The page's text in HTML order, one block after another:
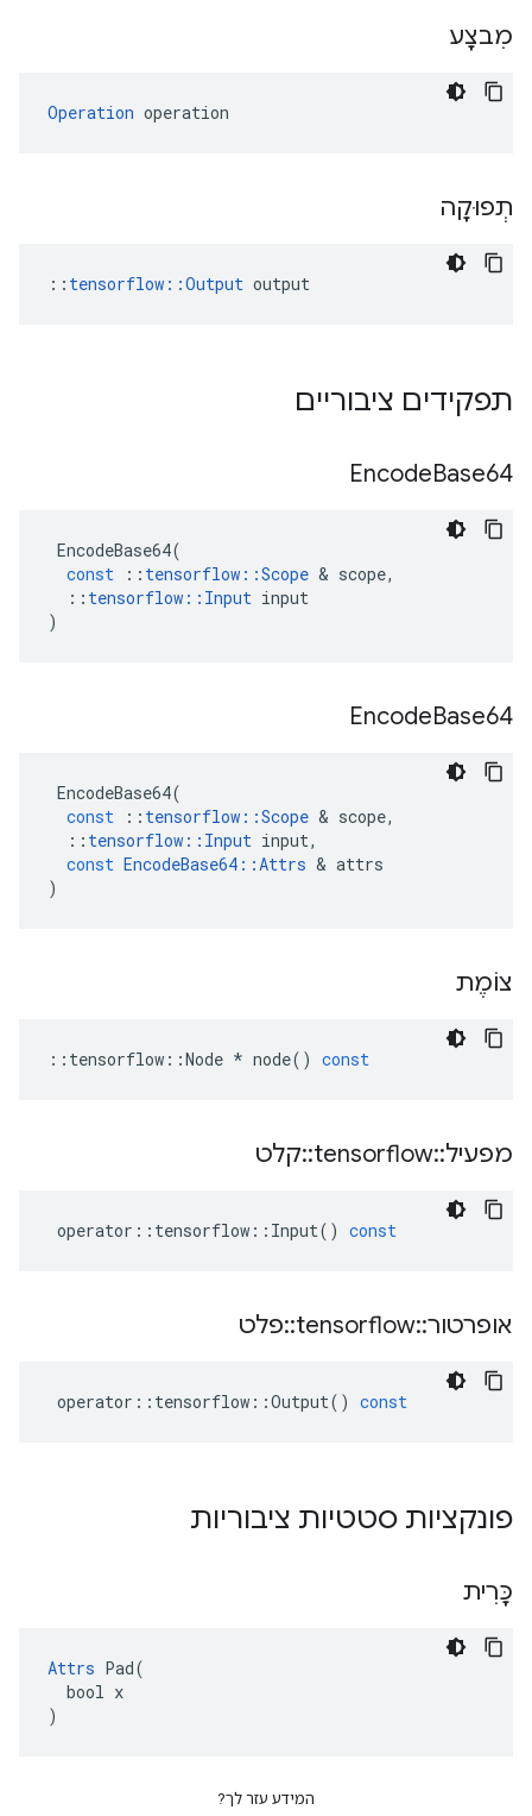
מִבצָע
Operation operation
תְפוּקָה
:: tensorflow::Output output
תפקידים ציבוריים
EncodeBase64
EncodeBase64(
const
:: tensorflow ::Scope & scope,
:: tensorflow :: Input input
)
EncodeBase64
EncodeBase64(
const
:: tensorflow ::Scope & scope,
:: tensorflow :: Input input,
const EncodeBase64 ::Attrs & attrs
)
צוֹמֶת
:: tensorflow ::Node * node() const
מפעיל::
tensorflow
::קלט
operator :: tensorflow :: Input() const
אופרטור::
tensorflow
::פלט
operator :: tensorflow ::Output() const
פונקציות סטטיות ציבוריות
כָּרִית
Attrs Pad(
  bool x
)
המידע עזר לך?